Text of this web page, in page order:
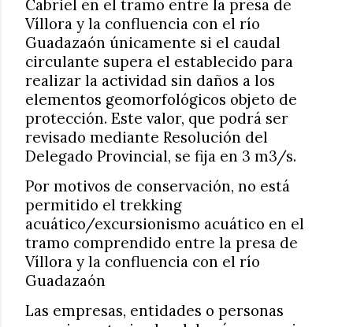
Cabriel en el tramo entre la presa de
Víllora y la confluencia con el río
Guadazaón únicamente si el caudal
circulante supera el establecido para
realizar la actividad sin daños a los
elementos geomorfológicos objeto de
protección. Este valor, que podrá ser
revisado mediante Resolución del
Delegado Provincial, se fija en 3 m3/s.
Por motivos de conservación, no está
permitido el trekking
acuático/excursionismo acuático en el
tramo comprendido entre la presa de
Víllora y la confluencia con el río
Guadazaón
Las empresas, entidades o personas